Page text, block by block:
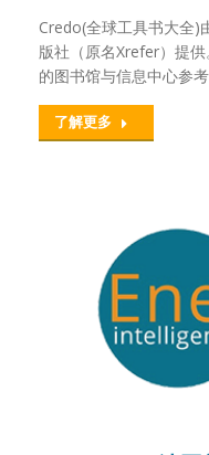
Credo(全球工具书大全
版社（原名Xrefer）提
的图书馆与信息中心参
了解更多